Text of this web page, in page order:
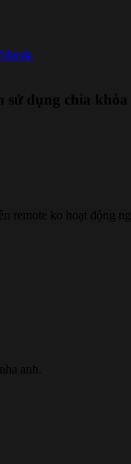
sử dụng chìa
remote ko hoạt động
anh.